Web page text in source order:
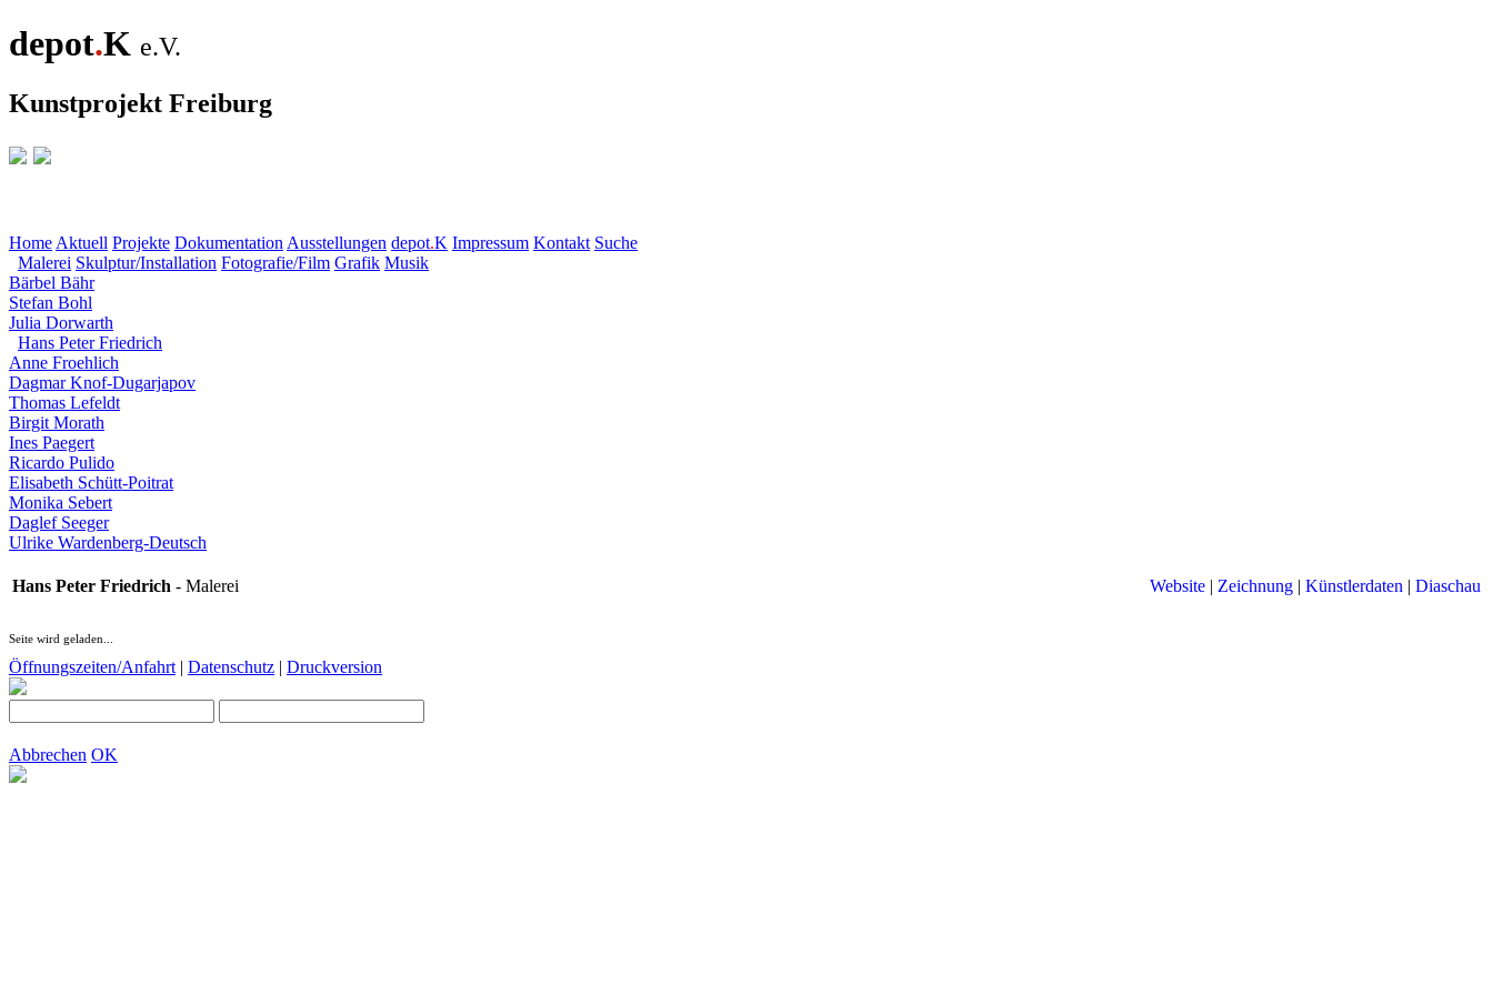
depot.K e.V.
Kunstprojekt Freiburg
Home Aktuell Projekte Dokumentation Ausstellungen depot.K Impressum Kontakt Suche
Malerei Skulptur/Installation Fotografie/Film Grafik Musik
Bärbel Bähr
Stefan Bohl
Julia Dorwarth
Hans Peter Friedrich
Anne Froehlich
Dagmar Knof-Dugarjapov
Thomas Lefeldt
Birgit Morath
Ines Paegert
Ricardo Pulido
Elisabeth Schütt-Poitrat
Monika Sebert
Daglef Seeger
Ulrike Wardenberg-Deutsch
Hans Peter Friedrich - Malerei Website | Zeichnung | Künstlerdaten | Diaschau
Seite wird geladen...
Öffnungszeiten/Anfahrt | Datenschutz | Druckversion
Abbrechen OK